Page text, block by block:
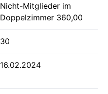
Nicht-Mitglieder im
Doppelzimmer 360,00
30
16.02.2024